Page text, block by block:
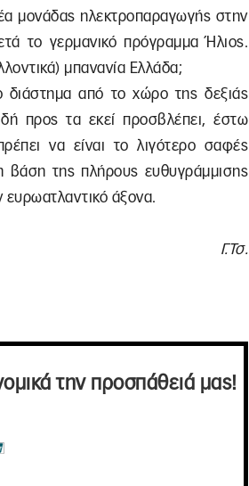
μονάδας ηλεκτροπαραγωγής στην
το γερμανικό πρόγραμμα Ήλιος.
μπανανία Ελλάδα;
διάστημα από το χώρο της δεξιάς
προς τα εκεί προσβλέπει, έστω
να είναι το λιγότερο σαφές
βάση της πλήρους ευθυγράμμισης
ευρωατλαντικό άξονα.
Γ.Τσ.
την προσπάθειά μας!